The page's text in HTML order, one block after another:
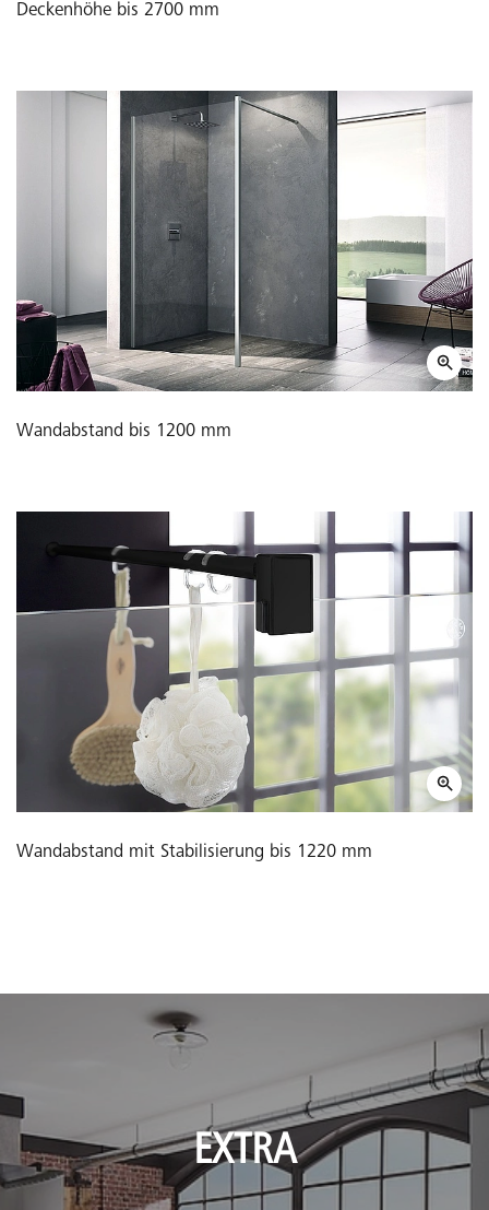
Deckenhöhe bis 2700 mm
Wandabstand bis 1200 mm
Wandabstand mit Stabilisierung bis 1220 mm
EXTRA